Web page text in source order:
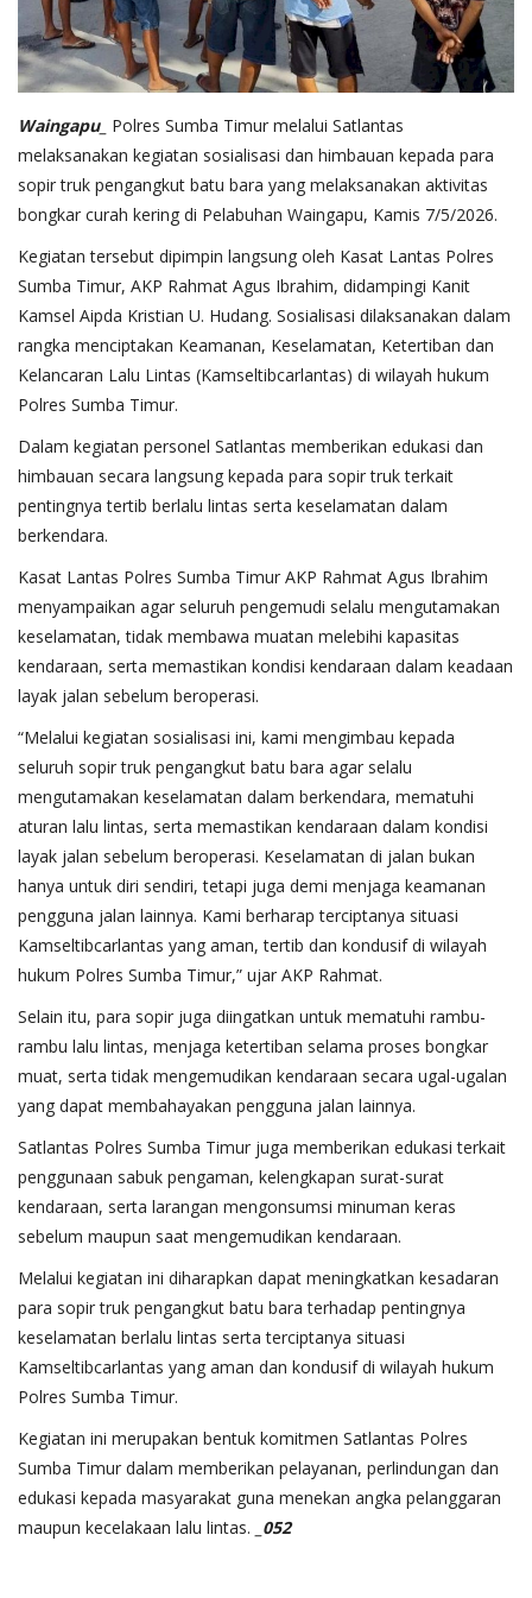
Waingapu_ Polres Sumba Timur melalui Satlantas
melaksanakan kegiatan sosialisasi dan himbauan kepada para
sopir truk pengangkut batu bara yang melaksanakan aktivitas
bongkar curah kering di Pelabuhan Waingapu, Kamis 7/5/2026.
Kegiatan tersebut dipimpin langsung oleh Kasat Lantas Polres
Sumba Timur, AKP Rahmat Agus Ibrahim, didampingi Kanit
Kamsel Aipda Kristian U. Hudang. Sosialisasi dilaksanakan dalam
rangka menciptakan Keamanan, Keselamatan, Ketertiban dan
Kelancaran Lalu Lintas (Kamseltibcarlantas) di wilayah hukum
Polres Sumba Timur.
Dalam kegiatan personel Satlantas memberikan edukasi dan
himbauan secara langsung kepada para sopir truk terkait
pentingnya tertib berlalu lintas serta keselamatan dalam
berkendara.
Kasat Lantas Polres Sumba Timur AKP Rahmat Agus Ibrahim
menyampaikan agar seluruh pengemudi selalu mengutamakan
keselamatan, tidak membawa muatan melebihi kapasitas
kendaraan, serta memastikan kondisi kendaraan dalam keadaan
layak jalan sebelum beroperasi.
“Melalui kegiatan sosialisasi ini, kami mengimbau kepada
seluruh sopir truk pengangkut batu bara agar selalu
mengutamakan keselamatan dalam berkendara, mematuhi
aturan lalu lintas, serta memastikan kendaraan dalam kondisi
layak jalan sebelum beroperasi. Keselamatan di jalan bukan
hanya untuk diri sendiri, tetapi juga demi menjaga keamanan
pengguna jalan lainnya. Kami berharap terciptanya situasi
Kamseltibcarlantas yang aman, tertib dan kondusif di wilayah
hukum Polres Sumba Timur,” ujar AKP Rahmat.
Selain itu, para sopir juga diingatkan untuk mematuhi rambu-
rambu lalu lintas, menjaga ketertiban selama proses bongkar
muat, serta tidak mengemudikan kendaraan secara ugal-ugalan
yang dapat membahayakan pengguna jalan lainnya.
Satlantas Polres Sumba Timur juga memberikan edukasi terkait
penggunaan sabuk pengaman, kelengkapan surat-surat
kendaraan, serta larangan mengonsumsi minuman keras
sebelum maupun saat mengemudikan kendaraan.
Melalui kegiatan ini diharapkan dapat meningkatkan kesadaran
para sopir truk pengangkut batu bara terhadap pentingnya
keselamatan berlalu lintas serta terciptanya situasi
Kamseltibcarlantas yang aman dan kondusif di wilayah hukum
Polres Sumba Timur.
Kegiatan ini merupakan bentuk komitmen Satlantas Polres
Sumba Timur dalam memberikan pelayanan, perlindungan dan
edukasi kepada masyarakat guna menekan angka pelanggaran
maupun kecelakaan lalu lintas.
_052